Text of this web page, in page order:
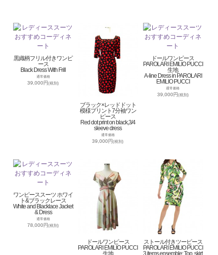
黒織柄フリル付きワンピ
ース
Black Dress With Frill
通常価格
39,000円(税別)
ブラック×レッドドット
模様プリント7分袖ワン
ピース
Red dot print on black,3/4
sleeve dress
通常価格
39,000円(税別)
ドールワンピース
PAROLARI EMILIO PUCCI
生地
A-line Dress in PAROLARI
EMILIO PUCCI
通常価格
39,000円(税別)
ワンピーススーツ ホワイ
ト&ブラックレース
White and Blacklace Jacket
& Dress
通常価格
78,000円(税別)
ドールワンピース
PAROLARI EMILIO PUCCI
生地
ストール付きツーピース
PAROLARI EMILIO PUCCI
3 items ensemble: Top, skirt